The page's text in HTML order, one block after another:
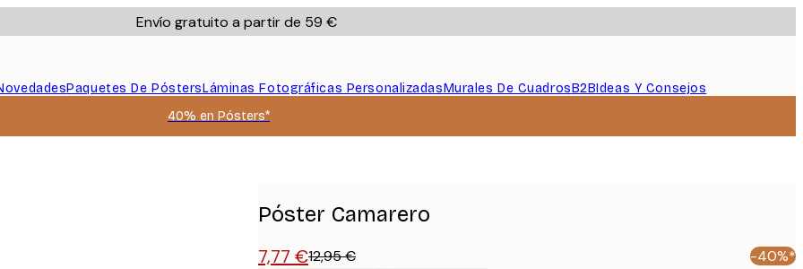
Envío gratuito a partir de 59 €
Paquetes De PóstersLáminas Fotográficas PersonalizadasMurales De CuadrosB2BIdeas Y Consejos
40% en Pósters*
Póster Camarero
7,77 €12,95 € -40%*